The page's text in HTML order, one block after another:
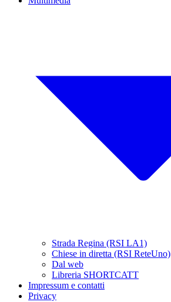
Strada Regina (RSI LA1)
Chiese in diretta (RSI ReteUno)
Dal web
Libreria SHORTCATT
Impressum e contatti
Privacy